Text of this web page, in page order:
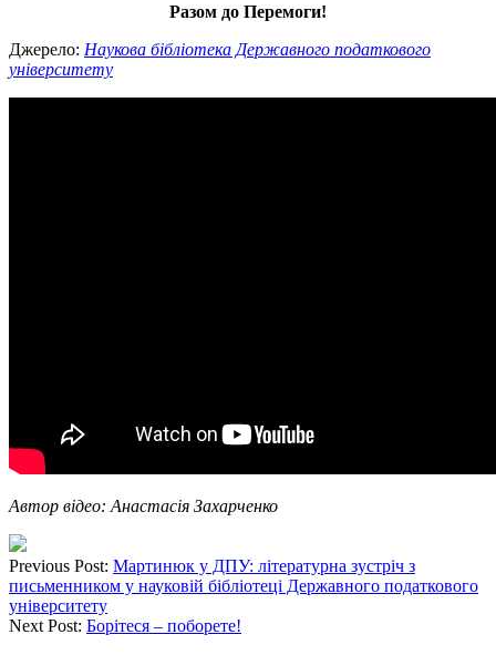
Разом до Перемоги!
Джерело: Наукова бібліотека Державного податкового
університету
Автор відео: Анастасія Захарченко
Previous Post: Мартинюк у ДПУ: літературна зустріч з
письменником у науковій бібліотеці Державного податкового
університету
Next Post: Борітеся – поборете!